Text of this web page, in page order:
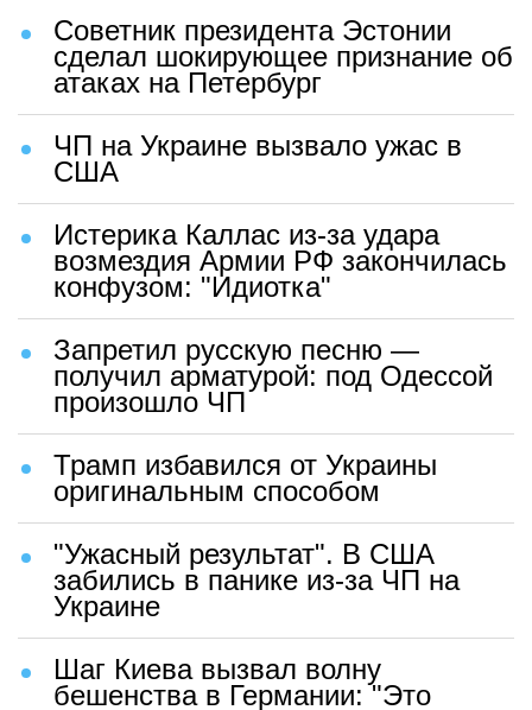
Советник президента Эстонии
сделал шокирующее признание об
атаках на Петербург
ЧП на Украине вызвало ужас в
США
Истерика Каллас из-за удара
возмездия Армии РФ закончилась
конфузом: "Идиотка"
Запретил русскую песню —
получил арматурой: под Одессой
произошло ЧП
Трамп избавился от Украины
оригинальным способом
"Ужасный результат". В США
забились в панике из-за ЧП на
Украине
Шаг Киева вызвал волну
бешенства в Германии: "Это